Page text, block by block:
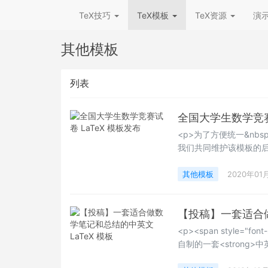
TeX技巧 TeX模板 TeX资源 演
其他模板
列表
全国大学生数学竞
<p>为了方便统一
我们共同维护该模板的
中，这样更新模板是
其他模板 2020年01
【投稿】一套适
<p><span style="font-
自制的一套<strong>中